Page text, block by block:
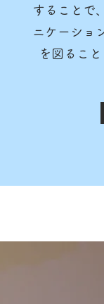
することで
ニケーショ
を図るこ